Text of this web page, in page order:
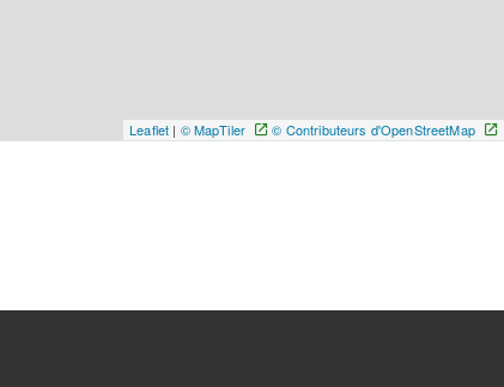
Leaflet | © MapTiler © Contributeurs d'OpenStreetMap